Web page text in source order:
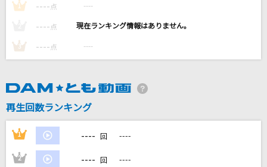
パプリカ
フリィダム ロリィタ
V6
1 ---- 点 ----
---- 点 ----
3 ---- 点 ----
再生回数ランキング
1 ---- 回 ----
2 ---- 回 ----